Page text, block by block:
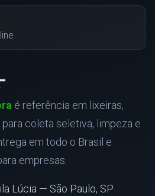
é referência em lixeiras,
coleta seletiva, limpeza e
em todo o Brasil e
empresas.
Lúcia — São Paulo, SP